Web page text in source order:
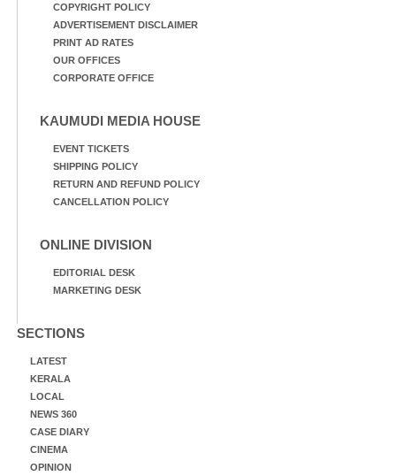
COPYRIGHT POLICY
ADVERTISEMENT DISCLAIMER
PRINT AD RATES
OUR OFFICES
CORPORATE OFFICE
KAUMUDI MEDIA HOUSE
EVENT TICKETS
SHIPPING POLICY
RETURN AND REFUND POLICY
CANCELLATION POLICY
ONLINE DIVISION
EDITORIAL DESK
MARKETING DESK
SECTIONS
LATEST
KERALA
LOCAL
NEWS 360
CASE DIARY
CINEMA
OPINION